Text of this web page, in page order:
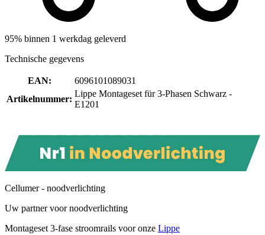
95% binnen 1 werkdag geleverd
Technische gegevens
EAN:
6096101089031
Artikelnummer:
Lippe Montageset für 3-Phasen Schwarz -
E1201
Cellumer - noodverlichting
Uw partner voor noodverlichting
Montageset 3-fase stroomrails voor onze Lippe